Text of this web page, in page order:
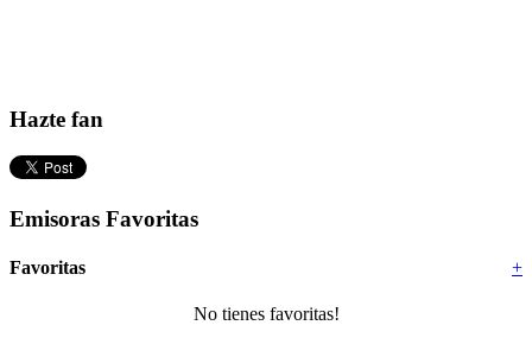
Hazte fan
Emisoras Favoritas
+
Favoritas
No tienes favoritas!